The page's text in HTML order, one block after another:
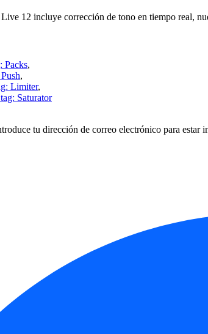
12 incluye corrección de tono en tiempo real,
Packs,
,
Limiter,
Saturator
tu dirección de correo electrónico para estar